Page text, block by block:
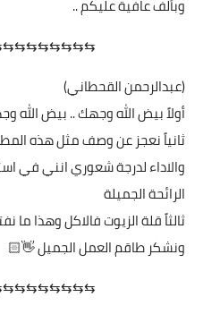
وبألف عافية عليكم ..
(عبدالرحمن القحطاني)
أولاً بيض الله وجهك .. بيض الله
ثانياً نعجز عن وصف مثل هذه
والاداء لدرجة شعوري انني في
الرائحة الجميلة
ثالثاً قلة الزيوت فالاكل وهذا ما
ونشكر طاقم العمل الجميل 👋🏻